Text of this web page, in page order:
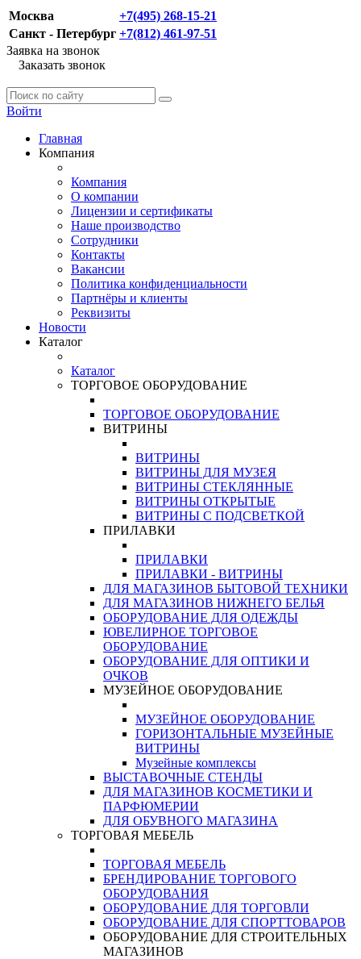
Москва
+7(495) 268-15-21
Санкт - Петербург +7(812) 461-97-51
Заявка на звонок
Заказать звонок
Войти
Главная
Компания
Компания
О компании
Лицензии и сертификаты
Наше производство
Сотрудники
Контакты
Вакансии
Политика конфиденциальности
Партнёры и клиенты
Реквизиты
Новости
Каталог
Каталог
ТОРГОВОЕ ОБОРУДОВАНИЕ
ТОРГОВОЕ ОБОРУДОВАНИЕ
ВИТРИНЫ
ВИТРИНЫ
ВИТРИНЫ ДЛЯ МУЗЕЯ
ВИТРИНЫ СТЕКЛЯННЫЕ
ВИТРИНЫ ОТКРЫТЫЕ
ВИТРИНЫ С ПОДСВЕТКОЙ
ПРИЛАВКИ
ПРИЛАВКИ
ПРИЛАВКИ - ВИТРИНЫ
ДЛЯ МАГАЗИНОВ БЫТОВОЙ ТЕХНИКИ
ДЛЯ МАГАЗИНОВ НИЖНЕГО БЕЛЬЯ
ОБОРУДОВАНИЕ ДЛЯ ОДЕЖДЫ
ЮВЕЛИРНОЕ ТОРГОВОЕ
ОБОРУДОВАНИЕ
ОБОРУДОВАНИЕ ДЛЯ ОПТИКИ И
ОЧКОВ
МУЗЕЙНОЕ ОБОРУДОВАНИЕ
МУЗЕЙНОЕ ОБОРУДОВАНИЕ
ГОРИЗОНТАЛЬНЫЕ МУЗЕЙНЫЕ
ВИТРИНЫ
Музейные комплексы
ВЫСТАВОЧНЫЕ СТЕНДЫ
ДЛЯ МАГАЗИНОВ КОСМЕТИКИ И
ПАРФЮМЕРИИ
ДЛЯ ОБУВНОГО МАГАЗИНА
ТОРГОВАЯ МЕБЕЛЬ
ТОРГОВАЯ МЕБЕЛЬ
БРЕНДИРОВАНИЕ ТОРГОВОГО
ОБОРУДОВАНИЯ
ОБОРУДОВАНИЕ ДЛЯ ТОРГОВЛИ
ОБОРУДОВАНИЕ ДЛЯ СПОРТТОВАРОВ
ОБОРУДОВАНИЕ ДЛЯ СТРОИТЕЛЬНЫХ
МАГАЗИНОВ